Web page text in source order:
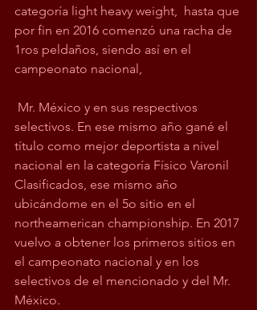
categoría light heavy weight,  hasta que
por fin en 2016 comenzó una racha de
1ros peldaños, siendo así en el
campeonato nacional,
selectivos. En ese mismo año gané el
título como mejor deportista a nivel
nacional en la categoría Físico Varonil
Clasificados, ese mismo año
ubicándome en el 5o sitio en el
northeamerican championship. En 2017
vuelvo a obtener los primeros sitios en
el campeonato nacional y en los
selectivos de el mencionado y del Mr.
México.